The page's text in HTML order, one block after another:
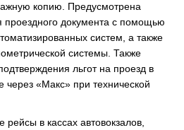
копию. Предусмотрена
документа с помощью
систем, а также
системы. Также
льгот на проезд в
через «Макс» при технической
в кассах автовокзалов,